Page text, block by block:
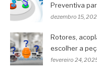
Preventiva
dezembro 15,
Rotores,
escolher a
fevereiro 24,